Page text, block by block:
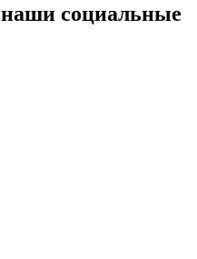
социальные